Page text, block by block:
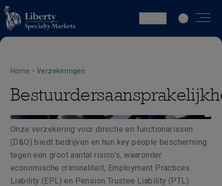
Home • Verzekeringen
Onze verzekering voor directie en functionarissen
(D&O) biedt bedrijven en hun key people bescherming
tegen een groot aantal risico’s, waaronder
economische criminaliteit, Employment Practices
Liability (EPL) en Pension Trustee Liability (PTL).